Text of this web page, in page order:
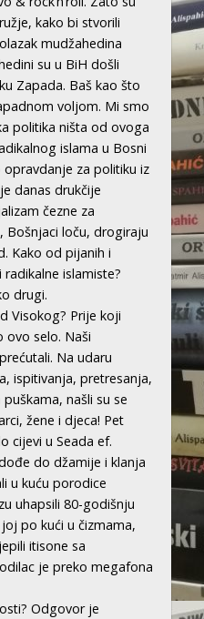
kako bi stvorili
mudžahedina
su u BiH došli
Zapada. Baš kao što
voljom. Mi smo
politika ništa od ovoga
islama u Bosni
za politiku iz
danas drukčije
čezne za
Bošnjaci loču, drogiraju
Kako od pijanih i
islamiste?
drugi.
Visokog? Prije koji
ovo selo. Naši
Na udaru
ispitivanja, pretresanja,
našli su se
žene i djeca! Pet
cijevi u Seada ef.
do džamije i klanja
u kuću porodice
uhapsili 80-godišnju
po kući u čizmama,
itisone sa
je preko megafona
Odgovor je